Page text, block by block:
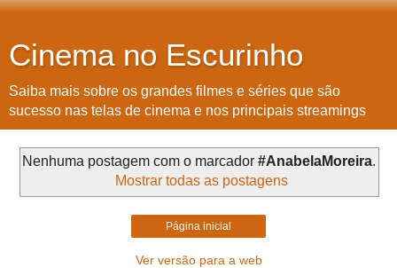
Cinema no Escurinho
Saiba mais sobre os grandes filmes e séries que são
sucesso nas telas de cinema e nos principais streamings
Nenhuma postagem com o marcador #AnabelaMoreira.
Mostrar todas as postagens
Página inicial
Ver versão para a web